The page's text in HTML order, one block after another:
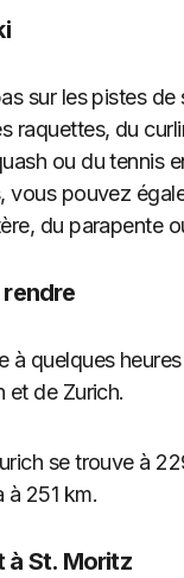
sur les pistes de
raquettes, du
ou du tennis
vous pouvez
du parapente
rendre
à quelques
et de Zurich.
se trouve à
à 251 km.
à St. Moritz